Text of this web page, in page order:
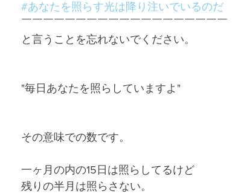
#あなたを照らす光は降り注いでいるのだ
￣￣￣￣￣￣￣￣￣￣￣￣￣￣￣￣￣￣￣
と言うことを忘れないでください。
"毎日あなたを照らしていますよ"
その意味での数です。
一ヶ月の内の15日は照らしてるけど
残りの半月は照らさない。